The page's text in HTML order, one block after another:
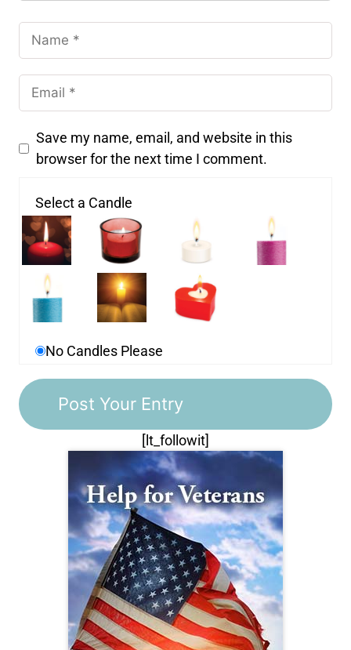
Save my name, email, and website in this
browser for the next time I comment.
Select a Candle
No Candles Please
[lt_followit]